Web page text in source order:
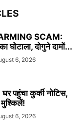
SCAM:
घोटाला, दोगुने दामों...
6, 2026
पहुंचा कुर्की नोटिस,
मुश्किलें!
6, 2026